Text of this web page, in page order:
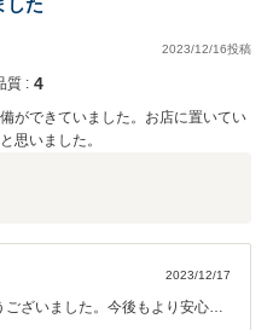
した
2023/12/16投稿
質 : 4
ができていました。お店に置いてい
思いました。
2023/12/17
ざいました。今後もより安心・